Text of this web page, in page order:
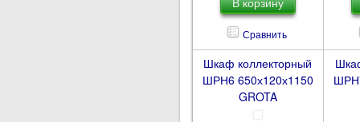
Сравнить
Шкаф коллекторный
ШРН6 650х120х1150
GROTA